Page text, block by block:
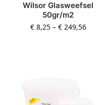
Wilsor Glasweefsel
50gr/m2
€8,25– €249,56